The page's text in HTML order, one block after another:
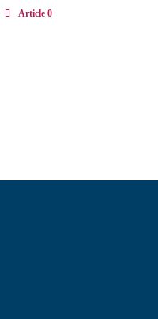
Article 0